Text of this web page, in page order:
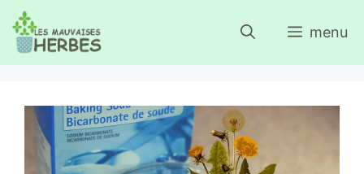
Aller
contenu
menu